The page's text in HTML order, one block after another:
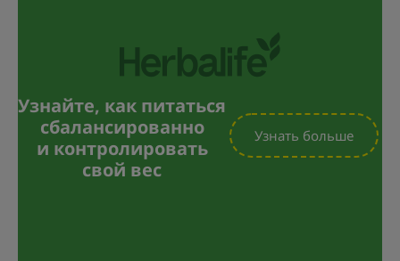
Узнайте, как питаться
сбалансированно
и контролировать
свой вес
Узнать больше